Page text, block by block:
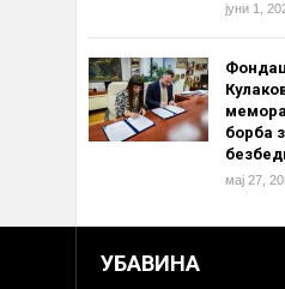
јуни 1,
борба
мај 27,
УБАВИНА